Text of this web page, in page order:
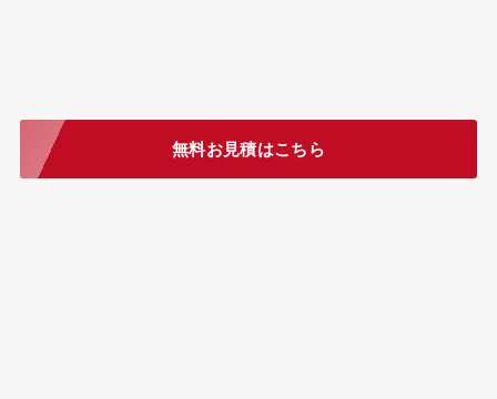
無料お見積はこちら